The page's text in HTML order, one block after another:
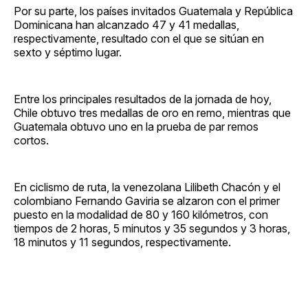
Por su parte, los países invitados Guatemala y República
Dominicana han alcanzado 47 y 41 medallas,
respectivamente, resultado con el que se sitúan en
sexto y séptimo lugar.
Entre los principales resultados de la jornada de hoy,
Chile obtuvo tres medallas de oro en remo, mientras que
Guatemala obtuvo uno en la prueba de par remos
cortos.
En ciclismo de ruta, la venezolana Lilibeth Chacón y el
colombiano Fernando Gaviria se alzaron con el primer
puesto en la modalidad de 80 y 160 kilómetros, con
tiempos de 2 horas, 5 minutos y 35 segundos y 3 horas,
18 minutos y 11 segundos, respectivamente.